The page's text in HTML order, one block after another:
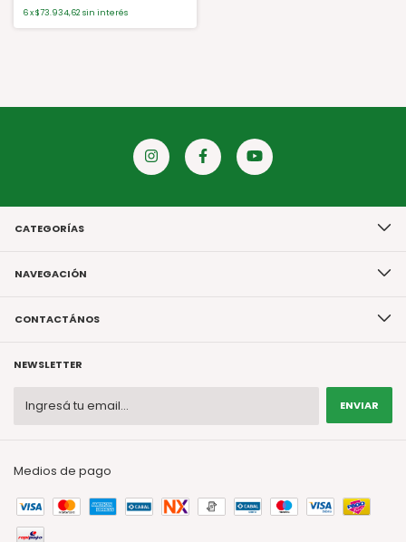
6x$73.934,62 sin interés
CATEGORÍAS
NAVEGACIÓN
CONTACTÁNOS
NEWSLETTER
Medios de pago